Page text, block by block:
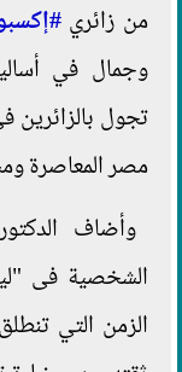
من زائري
وجمال في
تجول
مصر المعاصرة
وأضاف
الشخصية فى
الزمن التي